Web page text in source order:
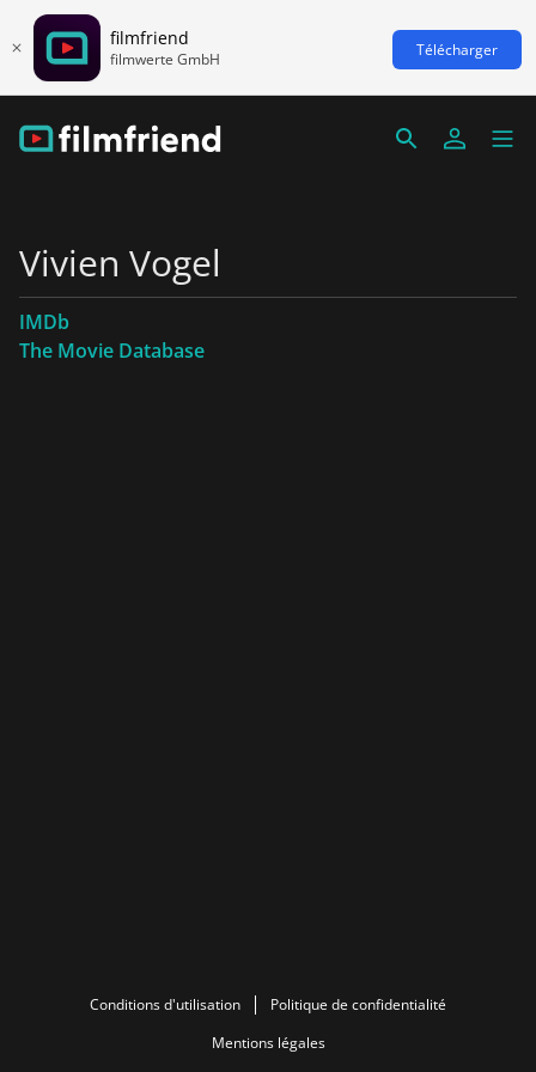
filmfriend
filmwerte GmbH Télécharger
Vivien Vogel
IMDb
The Movie Database
Conditions d'utilisation
Politique de confidentialité
Mentions légales